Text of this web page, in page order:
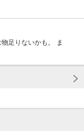
足りないかも。 ま